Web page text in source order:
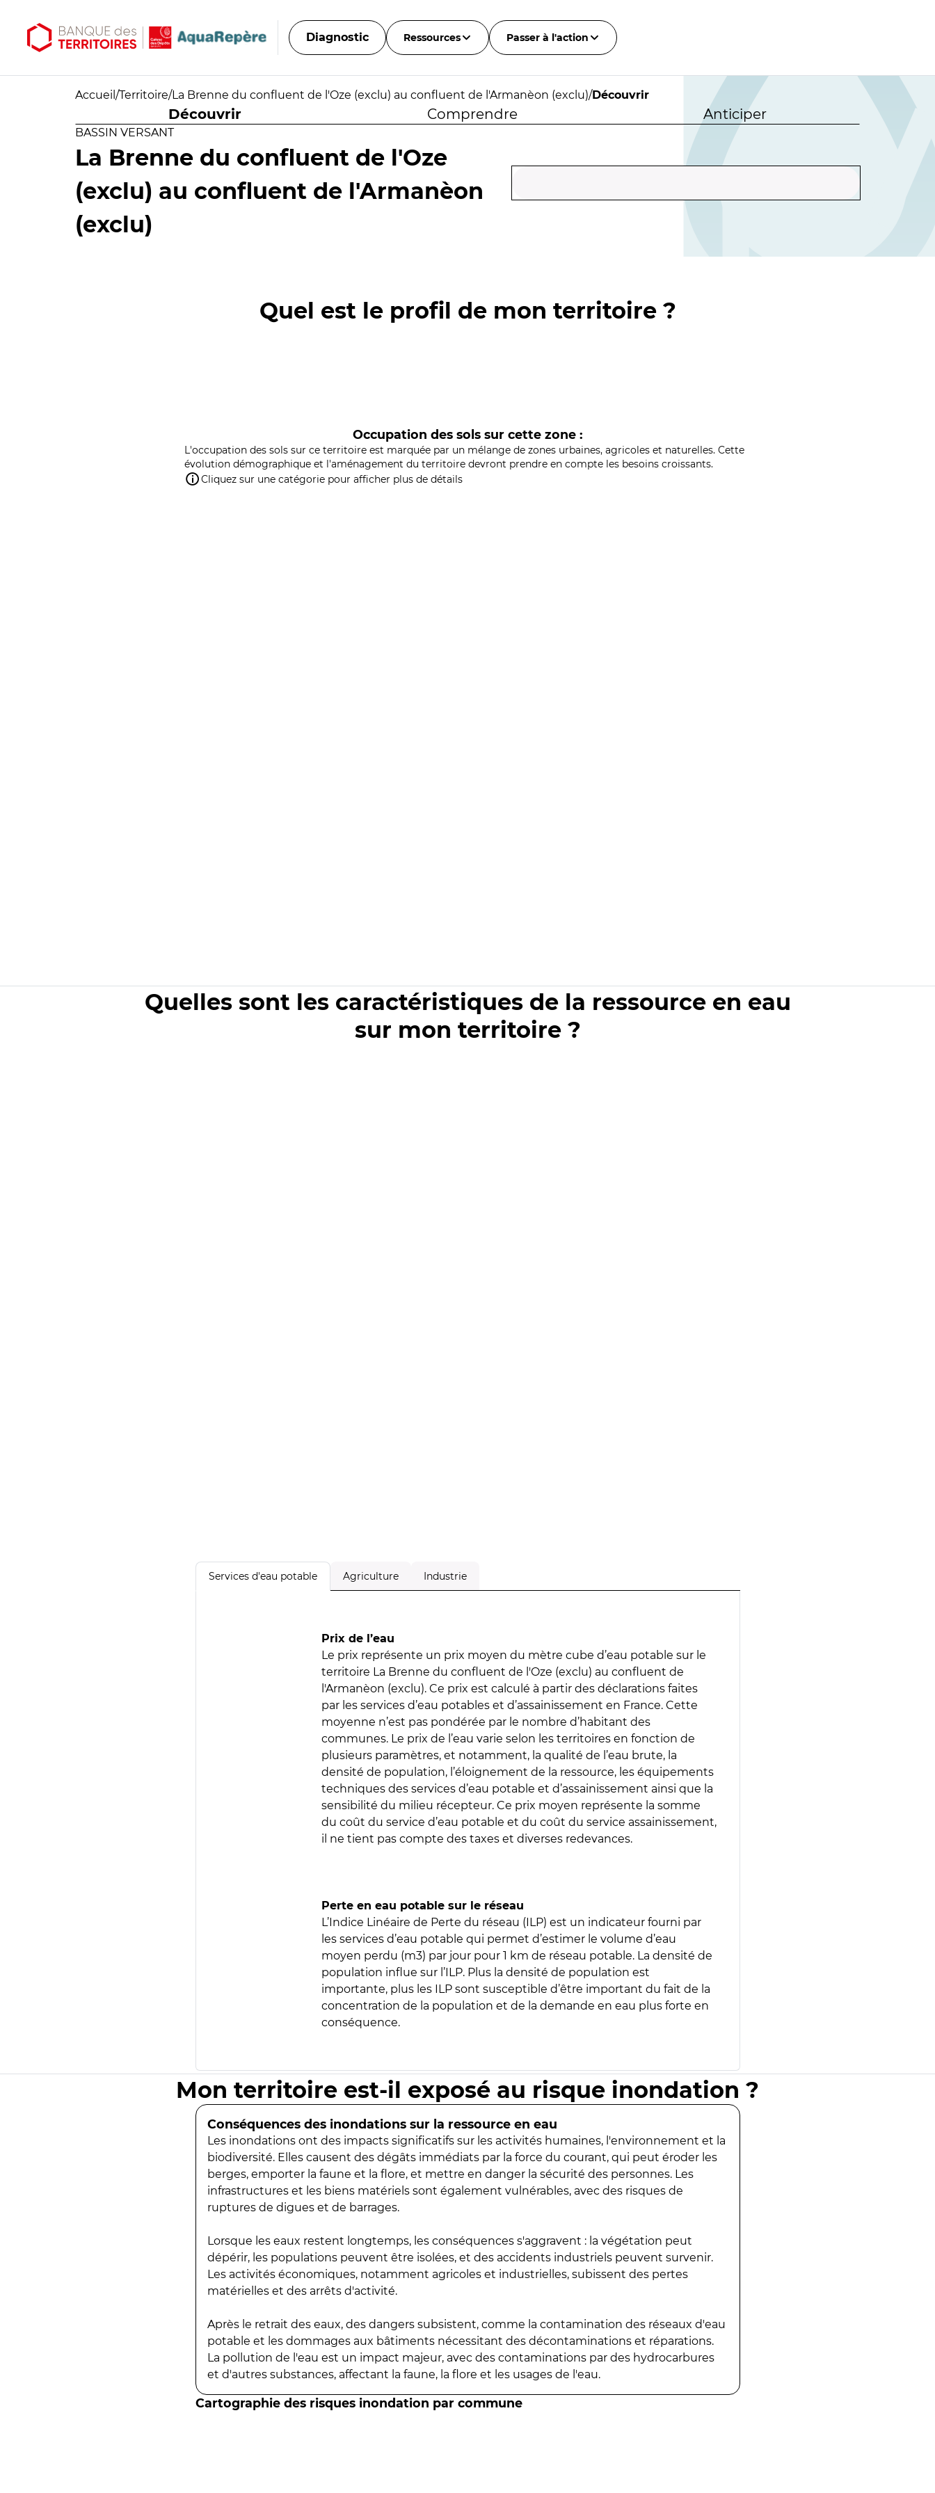
Diagnostic Ressources Passer à l'action
Accueil /Territoire/La Brenne du confluent de l'Oze (exclu) au confluent de l'Armanèon (exclu)/Découvrir
Découvrir Comprendre Anticiper
BASSIN VERSANT
La Brenne du confluent de l'Oze
(exclu) au confluent de l'Armanèon
(exclu)
Quel est le profil de mon territoire ?
Occupation des sols sur cette zone :
L'occupation des sols sur ce territoire est marquée par un mélange de zones urbaines, agricoles et naturelles. Cette
évolution démographique et l'aménagement du territoire devront prendre en compte les besoins croissants.
Cliquez sur une catégorie pour afficher plus de détails
Quelles sont les caractéristiques de la ressource en eau
sur mon territoire ?
Services d'eau potable Agriculture Industrie
Prix de l’eau
Le prix représente un prix moyen du mètre cube d’eau potable sur le
territoire La Brenne du confluent de l'Oze (exclu) au confluent de
l'Armanèon (exclu). Ce prix est calculé à partir des déclarations faites
par les services d’eau potables et d’assainissement en France. Cette
moyenne n’est pas pondérée par le nombre d’habitant des
communes. Le prix de l’eau varie selon les territoires en fonction de
plusieurs paramètres, et notamment, la qualité de l’eau brute, la
densité de population, l’éloignement de la ressource, les équipements
techniques des services d’eau potable et d’assainissement ainsi que la
sensibilité du milieu récepteur. Ce prix moyen représente la somme
du coût du service d’eau potable et du coût du service assainissement,
il ne tient pas compte des taxes et diverses redevances.
Perte en eau potable sur le réseau
L’Indice Linéaire de Perte du réseau (ILP) est un indicateur fourni par
les services d’eau potable qui permet d’estimer le volume d’eau
moyen perdu (m3) par jour pour 1 km de réseau potable. La densité de
population influe sur l’ILP. Plus la densité de population est
importante, plus les ILP sont susceptible d’être important du fait de la
concentration de la population et de la demande en eau plus forte en
conséquence.
Mon territoire est-il exposé au risque inondation ?
Conséquences des inondations sur la ressource en eau
Les inondations ont des impacts significatifs sur les activités humaines, l'environnement et la
biodiversité. Elles causent des dégâts immédiats par la force du courant, qui peut éroder les
berges, emporter la faune et la flore, et mettre en danger la sécurité des personnes. Les
infrastructures et les biens matériels sont également vulnérables, avec des risques de
ruptures de digues et de barrages.
Lorsque les eaux restent longtemps, les conséquences s'aggravent : la végétation peut
dépérir, les populations peuvent être isolées, et des accidents industriels peuvent survenir.
Les activités économiques, notamment agricoles et industrielles, subissent des pertes
matérielles et des arrêts d'activité.
Après le retrait des eaux, des dangers subsistent, comme la contamination des réseaux d'eau
potable et les dommages aux bâtiments nécessitant des décontaminations et réparations.
La pollution de l'eau est un impact majeur, avec des contaminations par des hydrocarbures
et d'autres substances, affectant la faune, la flore et les usages de l'eau.
Cartographie des risques inondation par commune